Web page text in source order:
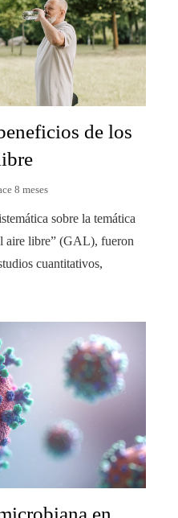
de los
8 meses
sobre la temática
aire libre” (GAL), fueron
cuantitativos,
en